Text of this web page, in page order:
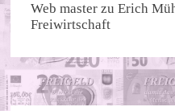
Web master zuErich
Freiwirtschaft